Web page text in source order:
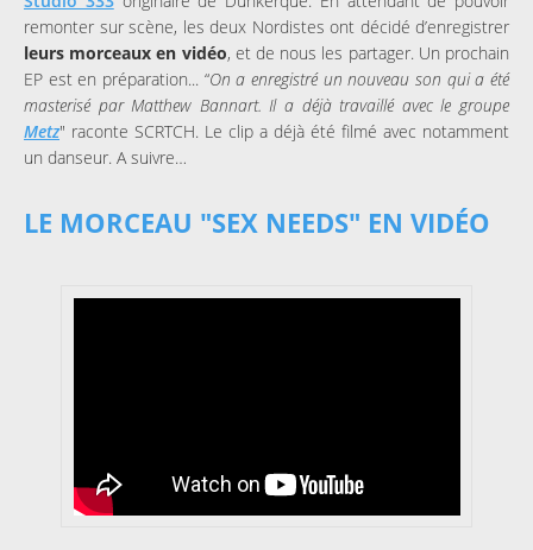
remonter sur scène, les deux Nordistes ont décidé d’enregistrer
leurs morceaux en vidéo, et de nous les partager. Un prochain
EP est en préparation... “On a enregistré un nouveau son qui a été
masterisé par Matthew Bannart. Il a déjà travaillé avec le groupe
Metz" raconte SCRTCH. Le clip a déjà été filmé avec notamment
un danseur. A suivre…
LE MORCEAU "SEX NEEDS" EN VIDÉO